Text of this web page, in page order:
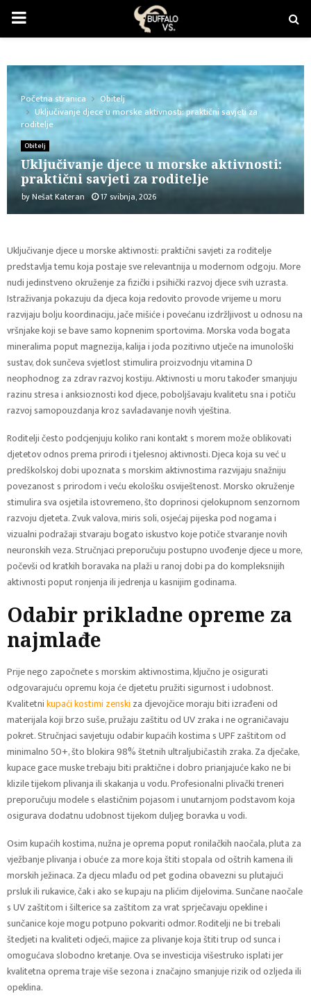
PRIMARY
Početna stranica
Obitelj
Uključivanje djece u morske aktivnosti: praktični savjeti za
roditelje
Obitelj
Uključivanje djece u morske aktivnosti:
praktični savjeti za roditelje
byNešat Kateran 17 svibnja, 2026
Uključivanje djece u morske aktivnosti: praktični savjeti za roditelje
predstavlja temu koja postaje sve relevantnija u modernom odgoju. More
nudi jedinstveno okruženje za fizički i psihički razvoj djece svih uzrasta.
Istraživanja pokazuju da djeca koja redovito provode vrijeme u moru
razvijaju bolju koordinaciju, jače mišiće i povećanu izdržljivost u odnosu na
vršnjake koji se bave samo kopnenim sportovima. Morska voda bogata
mineralima poput magnezija, kalija i joda pozitivno utječe na imunološki
sustav, dok sunčeva svjetlost stimulira proizvodnju vitamina D
neophodnog za zdrav razvoj kostiju. Aktivnosti u moru također smanjuju
razinu stresa i anksioznosti kod djece, poboljšavaju kvalitetu sna i potiču
razvoj samopouzdanja kroz savladavanje novih vještina.
Roditelji često podcjenjuju koliko rani kontakt s morem može oblikovati
djetetov odnos prema prirodi i tjelesnoj aktivnosti. Djeca koja su već u
predškolskoj dobi upoznata s morskim aktivnostima razvijaju snažniju
povezanost s prirodom i veću ekološku osviještenost. Morsko okruženje
stimulira sva osjetila istovremeno, što doprinosi cjelokupnom senzornom
razvoju djeteta. Zvuk valova, miris soli, osjećaj pijeska pod nogama i
vizualni podražaji stvaraju bogato iskustvo koje potiče stvaranje novih
neuronskih veza. Stručnjaci preporučuju postupno uvođenje djece u more,
počevši od kratkih boravaka na plaži u ranoj dobi pa do kompleksnijih
aktivnosti poput ronjenja ili jedrenja u kasnijim godinama.
Odabir prikladne opreme za
najmlađe
Prije nego započnete s morskim aktivnostima, ključno je osigurati
odgovarajuću opremu koja će djetetu pružiti sigurnost i udobnost.
Kvalitetnikupaći kostimi zenski za djevojčice moraju biti izrađeni od
materijala koji brzo suše, pružaju zaštitu od UV zraka i ne ograničavaju
pokret. Stručnjaci savjetuju odabir kupaćih kostima s UPF zaštitom od
minimalno 50+, što blokira 98% štetnih ultraljubičastih zraka. Za dječake,
kupace gace muske trebaju biti praktične i dobro prianjajuće kako ne bi
klizile tijekom plivanja ili skakanja u vodu. Profesionalni plivački treneri
preporučuju modele s elastičnim pojasom i unutarnjom podstavom koja
osigurava dodatnu udobnost tijekom duljeg boravka u vodi.
Osim kupaćih kostima, nužna je oprema poput ronilačkih naočala, pluta za
vježbanje plivanja i obuće za more koja štiti stopala od oštrih kamena ili
morskih ježinaca. Za djecu mlađu od pet godina obavezni su plutajući
prsluk ili rukavice, čak i ako se kupaju na plićim dijelovima. Sunčane naočale
s UV zaštitom i šilterice sa zaštitom za vrat sprječavaju opekline i
sunčanice koje mogu potpuno pokvariti odmor. Roditelji ne bi trebali
štedjeti na kvaliteti odjeći, majice za plivanje koja štiti trup od sunca i
omogućava slobodno kretanje. Ova se investicija višestruko isplati jer
kvalitetna oprema traje više sezona i značajno smanjuje rizik od ozljeda ili
opeklina.